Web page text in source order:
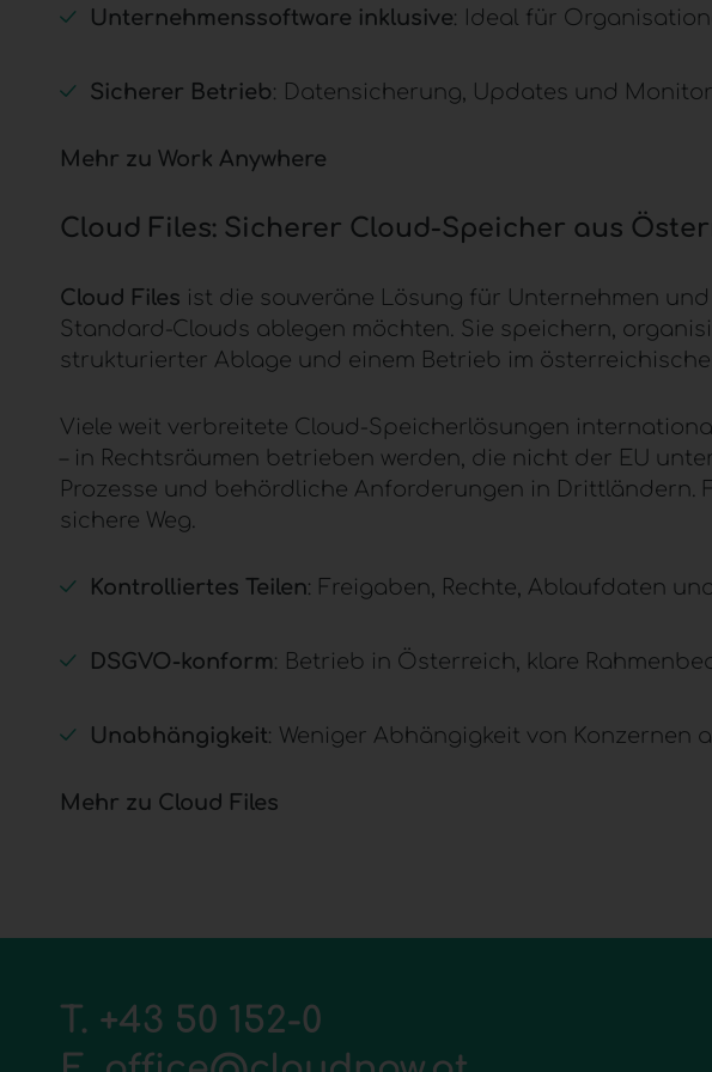
Unternehmenssoftware inklusive: Ideal für
Sicherer Betrieb: Datensicherung, Updates und
Mehr zu Work Anywhere
Cloud Files: Sicherer Cloud-Speicher aus
Cloud Files ist die souveräne Lösung für Unternehmen
Standard-Clouds ablegen möchten. Sie speichern,
strukturierter Ablage und einem Betrieb im
Viele weit verbreitete Cloud-Speicherlösungen
– in Rechtsräumen betrieben werden, die nicht der EU
Prozesse und behördliche Anforderungen in
sichere Weg.
Kontrolliertes Teilen: Freigaben, Rechte, Ablaufdaten
DSGVO-konform: Betrieb in Österreich, klare
Unabhängigkeit: Weniger Abhängigkeit von Konzernen
Mehr zu Cloud Files
T. +43 50 152-0